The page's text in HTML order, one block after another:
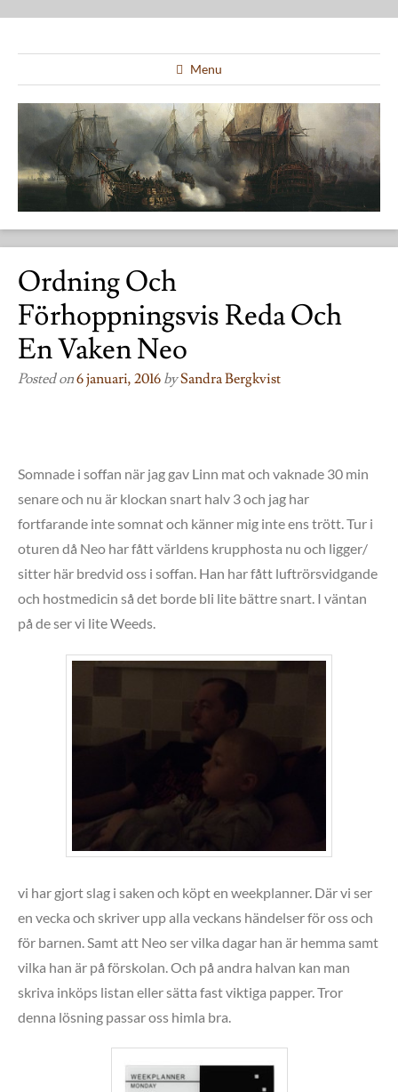
Menu
Ordning Och
Förhoppningsvis Reda Och
En Vaken Neo
Posted on6 januari, 2016 bySandra Bergkvist
Somnade i soffan när jag gav Linn mat och vaknade 30 min
senare och nu är klockan snart halv 3 och jag har
fortfarande inte somnat och känner mig inte ens trött. Tur i
oturen då Neo har fått världens krupphosta nu och ligger/
sitter här bredvid oss i soffan. Han har fått luftrörsvidgande
och hostmedicin så det borde bli lite bättre snart. I väntan
på de ser vi lite Weeds.
vi har gjort slag i saken och köpt en weekplanner. Där vi ser
en vecka och skriver upp alla veckans händelser för oss och
för barnen. Samt att Neo ser vilka dagar han är hemma samt
vilka han är på förskolan. Och på andra halvan kan man
skriva inköps listan eller sätta fast viktiga papper. Tror
denna lösning passar oss himla bra.